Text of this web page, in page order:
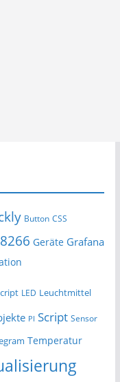
Button CSS
Geräte Grafana
LED Leuchtmittel
PI Script Sensor
Temperatur